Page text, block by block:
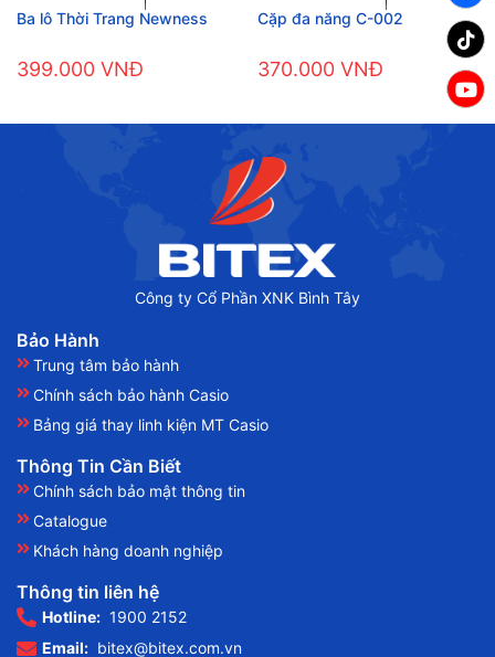
Ba lô Thời Trang Newness
399.000 VNĐ
Cặp đa năng C-002
370.000 VNĐ
Công ty Cổ Phần XNK Bình Tây
Bảo Hành
Trung tâm bảo hành
Chính sách bảo hành Casio
Bảng giá thay linh kiện MT Casio
Thông Tin Cần Biết
Chính sách bảo mật thông tin
Catalogue
Khách hàng doanh nghiệp
Thông tin liên hệ
Hotline: 1900 2152
Email: bitex@bitex.com.vn